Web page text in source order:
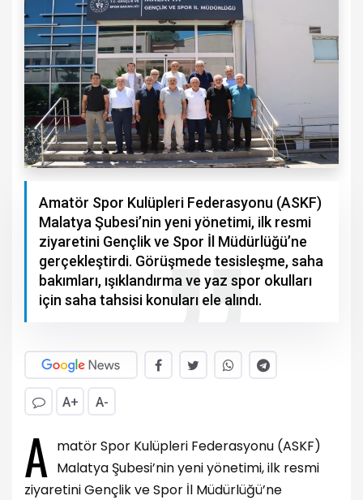
Amatör Spor Kulüpleri Federasyonu (ASKF)
Malatya Şubesi’nin yeni yönetimi, ilk resmi
ziyaretini Gençlik ve Spor İl Müdürlüğü’ne
gerçekleştirdi. Görüşmede tesisleşme, saha
bakımları, ışıklandırma ve yaz spor okulları
için saha tahsisi konuları ele alındı.
A+ A-
A matör Spor Kulüpleri Federasyonu (ASKF)
Malatya Şubesi’nin yeni yönetimi, ilk resmi
ziyaretini Gençlik ve Spor İl Müdürlüğü’ne